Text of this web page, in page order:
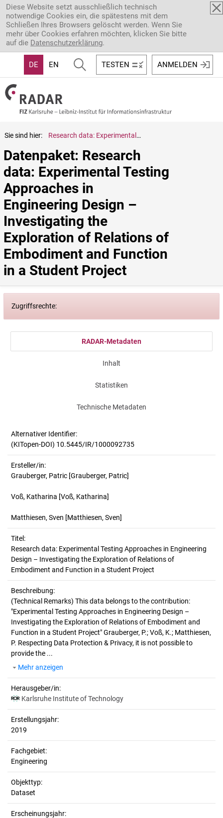
Direkt zum Inhalt
Diese Website setzt ausschließlich technisch
notwendige Cookies ein, die spätestens mit dem
Schließen Ihres Browsers gelöscht werden. Wenn Sie
mehr über Cookies erfahren möchten, klicken Sie bitte
auf die Datenschutzerklärung.
DE EN TESTEN ANMELDEN
Sie sind hier: Research data: Experimental Testing Approaches in Engineering Design – Investigating the Exploration of Relations of Embodiment and Function in a Student Project
Datenpaket: Research
data: Experimental Testing
Approaches in
Engineering Design –
Investigating the
Exploration of Relations of
Embodiment and Function
in a Student Project
Zugriffsrechte:
RADAR-Metadaten
Inhalt
Statistiken
Technische Metadaten
Alternativer Identifier:
(KITopen-DOI) 10.5445/IR/1000092735
Ersteller/in:
Grauberger, Patric [Grauberger, Patric]
Voß, Katharina [Voß, Katharina]
Matthiesen, Sven [Matthiesen, Sven]
Titel:
Research data: Experimental Testing Approaches in Engineering
Design – Investigating the Exploration of Relations of
Embodiment and Function in a Student Project
Beschreibung:
(Technical Remarks) This data belongs to the contribution:
"Experimental Testing Approaches in Engineering Design –
Investigating the Exploration of Relations of Embodiment and
Function in a Student Project" Grauberger, P.; Voß, K.; Matthiesen,
P. Respecting Data Protection & Privacy, it is not possible to
provide the ...
Mehr anzeigen
Herausgeber/in:
Karlsruhe Institute of Technology
Erstellungsjahr:
2019
Fachgebiet:
Engineering
Objekttyp:
Dataset
Erscheinungsjahr: